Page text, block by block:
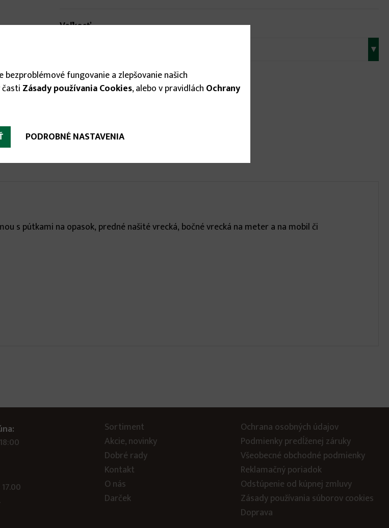
Veľkosť
▾
14.75 €
s pútkami na opasok, predné našité vrecká, bočné vrecká na meter a na mobil či
Sortiment
Akcie, novinky
Dobré rady
Kontakt
O nás
Darček
Ochrana osobných údajov
Podmienky predĺženej záruky
Všeobecné obchodné podmienky
Reklamačný poriadok
Odstúpenie od kúpnej zmluvy
Zásady používania súborov cookies
Doprava
bezproblémové fungovanie a zlepšovanie našich
Zásady používania Cookies, alebo v pravidlách Ochrany
PODROBNÉ NASTAVENIA